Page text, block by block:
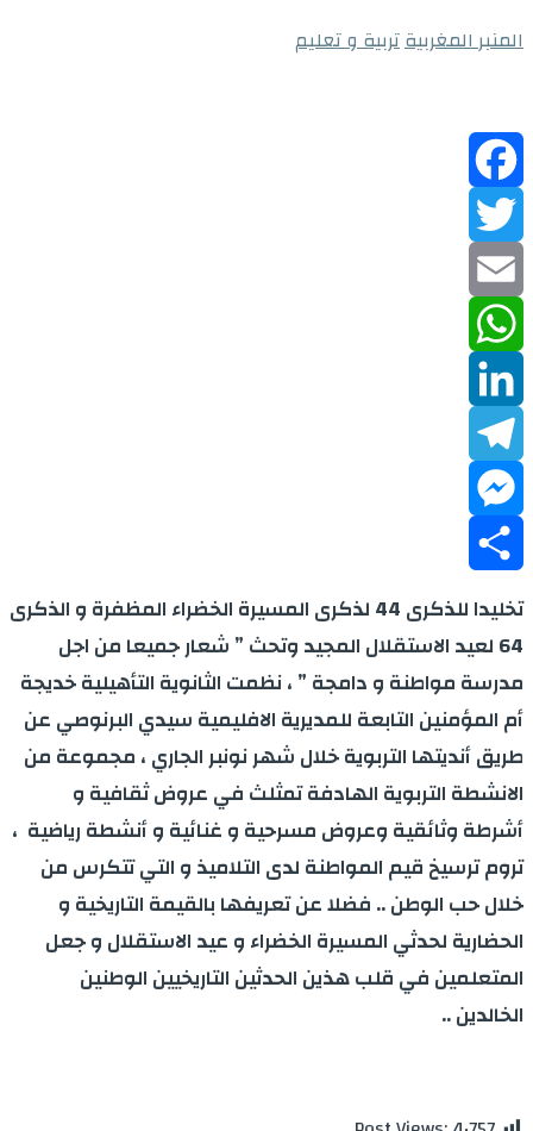
المنبر المغربيةتربية و تعليم
Facebook
Twitter
Email
WhatsApp
LinkedIn
Telegram
Messenger
Share
تخليدا للذكرى 44 لذكرى المسيرة الخضراء المظفرة و الذكرى
64 لعيد الاستقلال المجيد وتحث ” شعار جميعا من اجل
مدرسة مواطنة و دامجة ” ، نظمت الثانوية التأهيلية خديجة
أم المؤمنين التابعة للمديرية الافليمية سيدي البرنوصي عن
طريق أنديتها التربوية خلال شهر نونبر الجاري ، مجموعة من
الانشطة التربوية الهادفة تمثلث في عروض ثقافية و
أشرطة وثائقية وعروض مسرحية و غنائية و أنشطة رياضية ،
تروم ترسيخ قيم المواطنة لدى التلاميذ و التي تتكرس من
خلال حب الوطن .. فضلا عن تعريفها بالقيمة التاريخية و
الحضارية لحدثي المسيرة الخضراء و عيد الاستقلال و جعل
المتعلمين في قلب هذين الحدثين التاريخيين الوطنين
الخالدين ..